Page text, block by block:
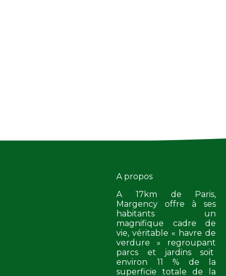
A propos
A 17km de Paris,
Margency offre à ses
habitants un
magnifique cadre de
vie, véritable « havre de
verdure » regroupant
parcs et jardins soit
environ 11 % de la
superficie totale de la